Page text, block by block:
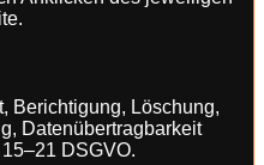
Berichtigung, Löschung,
Datenübertragbarkeit
DSGVO.